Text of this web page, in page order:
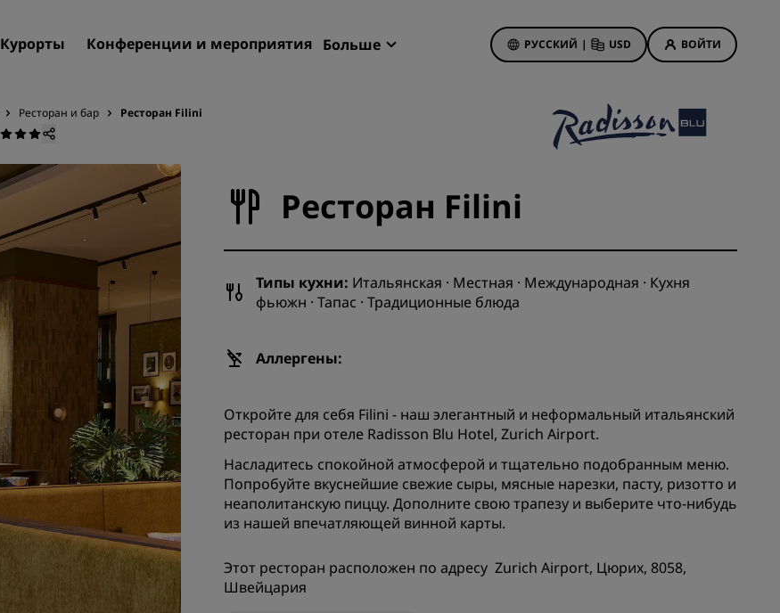
Курорты Конференции и мероприятия Больше РУССКИЙ | USD ВОЙТИ
Курорты
Апартаменты с обслуживанием
Новые и будущие отели
Откройте для себя Radisson
Забронировать помещение для
мероприятия
Запросить ценовое
предложение
Направления для проведения
мероприятий
Акции отелей
предложения
Тариф «Предложения дня»
Бронируйте заранее
Ознакомьтесь с нашими
Отели для семейного отдыха
Rad Pets
Помещения для свадеб
Пребывания в экологичных
отелях
Ресторан и бар Ресторан Filini
Ресторан Filini
Типы кухни: Итальянская · Местная · Международная · Кухня
фьюжн · Тапас · Традиционные блюда
Аллергены:
Откройте для себя Filini - наш элегантный и неформальный итальянский
ресторан при отеле Radisson Blu Hotel, Zurich Airport.
Насладитесь спокойной атмосферой и тщательно подобранным меню.
Попробуйте вкуснейшие свежие сыры, мясные нарезки, пасту, ризотто и
неаполитанскую пиццу. Дополните свою трапезу и выберите что-нибудь
из нашей впечатляющей винной карты.
Этот ресторан расположен по адресу Zurich Airport, Цюрих, 8058,
Швейцария